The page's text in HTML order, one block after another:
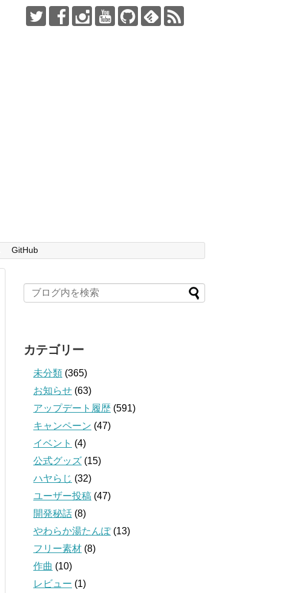
GitHub
カテゴリー
未分類 (365)
お知らせ (63)
アップデート履歴 (591)
キャンペーン (47)
イベント (4)
公式グッズ (15)
ハヤらじ (32)
ユーザー投稿 (47)
開発秘話 (8)
やわらか湯たんぽ(13)
フリー素材 (8)
作曲 (10)
レビュー (1)